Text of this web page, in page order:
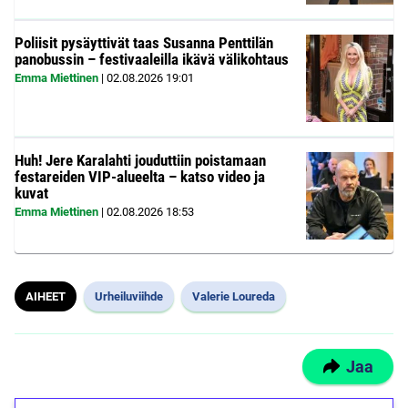
Poliisit pysäyttivät taas Susanna Penttilän
panobussin – festivaaleilla ikävä välikohtaus
Emma Miettinen | 02.08.2026 19:01
Huh! Jere Karalahti jouduttiin poistamaan
festareiden VIP-alueelta – katso video ja
kuvat
Emma Miettinen | 02.08.2026 18:53
AIHEET Urheiluviihde Valerie Loureda
Jaa